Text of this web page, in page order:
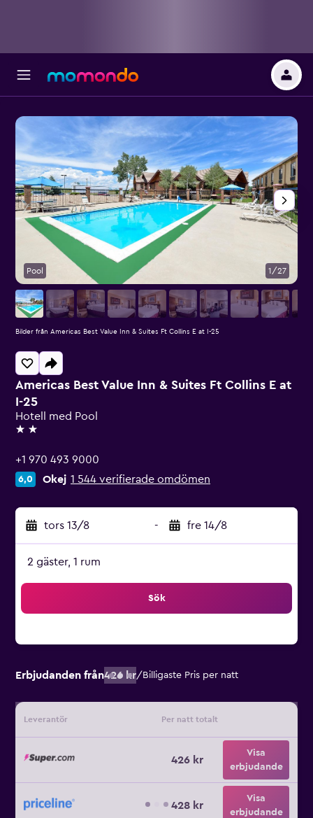
Americas Best Value Inn & Suites Ft Collins E at
I-25
Hotell med Pool
2 stjärnor
+1 970 493 9000
6,0 Okej 1 544 verifierade omdömen
tors 13/8 - fre 14/8
2 gäster, 1 rum
Sök
Erbjudanden från426 kr/ Billigaste Pris per natt
Leverantör Per natt totalt
426 kr
Visa
erbjudande
428 kr
Visa
erbjudande
Pool 1/27
Bilder från Americas Best Value Inn & Suites Ft Collins E at I-25